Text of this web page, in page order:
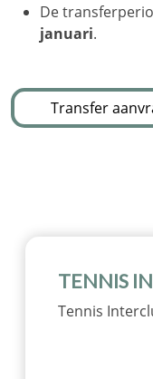
De
januari.
Transfer
TENNIS
Tennis